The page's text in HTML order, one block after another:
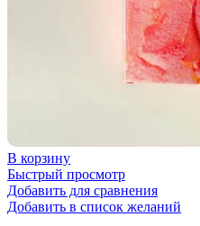
В корзину
Быстрый просмотр
Добавить для сравнения
Добавить в список желаний